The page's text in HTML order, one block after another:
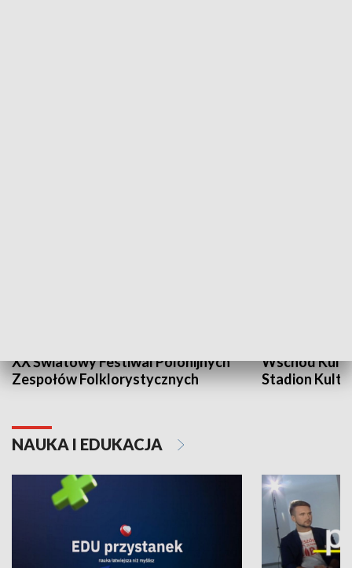
XX Światowy Festiwal Polonijnych
Zespołów Folklorystycznych
Wschód
Stadion
NAUKA I EDUKACJA